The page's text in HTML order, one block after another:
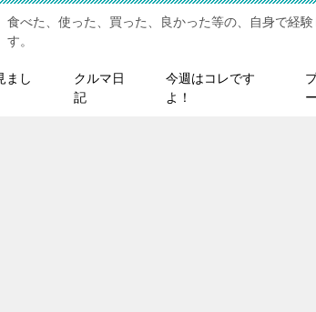
食べた、使った、買った、良かった等の、自身で経
す。
まし
クルマ日
記
今週はコレです
よ！
ー